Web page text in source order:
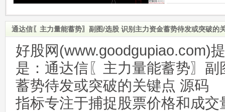
通达信〖主力量能蓄势〗副图/选股 识别主力资金蓄势待发或突破的
好股网(www.goodgupiao.com)
是：通达信〖主力量能蓄势〗
蓄势待发或突破的关键点 源码
指标专注于捕捉股票价格和成